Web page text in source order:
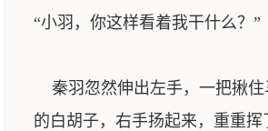
“小羽，你这样看着我干什么？”
秦羽忽然伸出左手，一把揪住
的白胡子，右手扬起来，重重挥